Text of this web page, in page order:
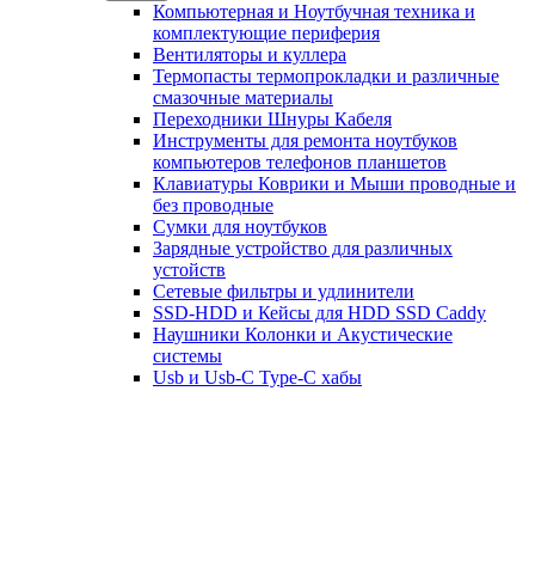
Компьютерная и Ноутбучная техника и
комплектующие периферия
Вентиляторы и куллера
Термопасты термопрокладки и различные
смазочные материалы
Переходники Шнуры Кабеля
Инструменты для ремонта ноутбуков
компьютеров телефонов планшетов
Клавиатуры Коврики и Мыши проводные и
без проводные
Сумки для ноутбуков
Зарядные устройство для различных
устойств
Сетевые фильтры и удлинители
SSD-HDD и Кейсы для HDD SSD Caddy
Наушники Колонки и Акустические
системы
Usb и Usb-C Type-C хабы